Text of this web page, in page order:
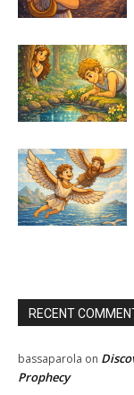
RECENT
bassaparola on
Prophecy